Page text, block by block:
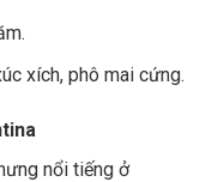
xích, phô mai cứng.
nổi tiếng ở